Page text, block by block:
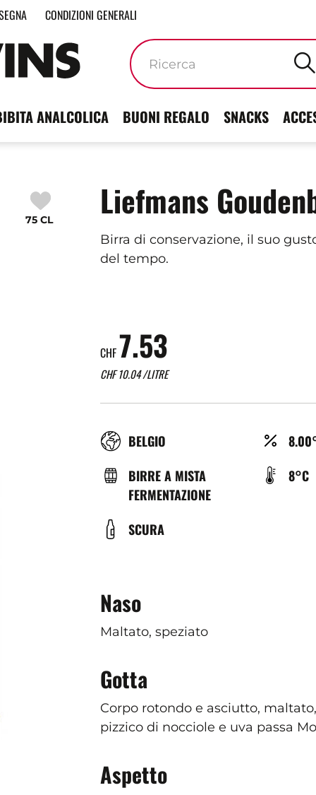
CONDIZIONI GENERALI
ANALCOLICA BUONI REGALO SNACKS
Parole
chiave
75 CL Liefmans
Birra di conservazione, il suo
del tempo.
CHF7.53
CHF10.04/LITRE
RÉGION
BELGIO
TYPE
DE
BIRRE A MISTA
FERMENTAZIONE
COULEUR
SCURA
8°C
Naso
Maltato, speziato
Gotta
Corpo rotondo e asciutto,
pizzico di nocciole e uva passa
Aspetto